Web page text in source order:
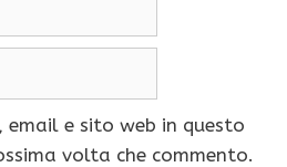
email e sito web in questo
volta che commento.